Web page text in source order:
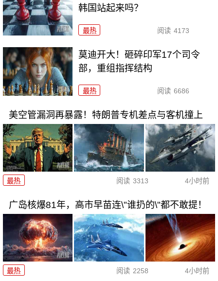
韩国站起来吗？
最热 阅读 4173
莫迪开大！砸碎印军17个司令
部，重组指挥结构
最热 阅读 6686
美空管漏洞再暴露！特朗普专机差点与客机撞上
最热 阅读 3313 4小时前
广岛核爆81年，高市早苗连\"谁扔的\"都不敢提！
最热 阅读 2258 4小时前